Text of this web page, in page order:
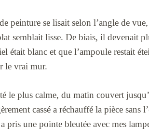
peinture se lisait selon l’angle de
semblait lisse. De biais, il devenait
était blanc et que l’ampoule restait
le vrai mur.
le plus calme, du matin couvert
cassé a réchauffé la pièce sans
pris une pointe bleutée avec mes